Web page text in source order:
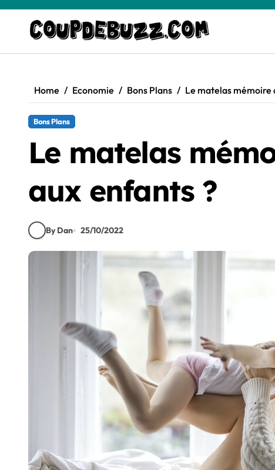
content
Home Economie Bons Plans Le matelas
Bons Plans
Le matelas
aux enfants ?
By Dan 25/10/2022